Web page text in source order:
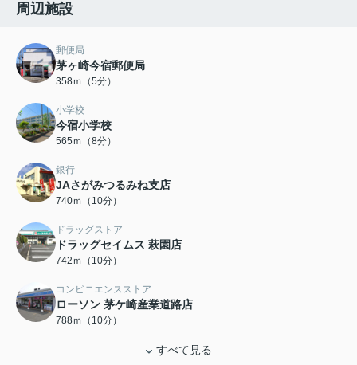
周辺施設
郵便局
茅ヶ崎今宿郵便局
358ｍ（5分）
小学校
今宿小学校
565ｍ（8分）
銀行
JAさがみつるみね支店
740ｍ（10分）
ドラッグストア
ドラッグセイムス 萩園店
742ｍ（10分）
コンビニエンスストア
ローソン 茅ケ崎産業道路店
788ｍ（10分）
すべて見る